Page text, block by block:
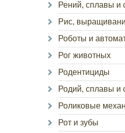
Рений, сплавы и
Рис,
Роботы и
Рог животных
Родентициды
Родий, сплавы и
Роликовые
Рот и зубы